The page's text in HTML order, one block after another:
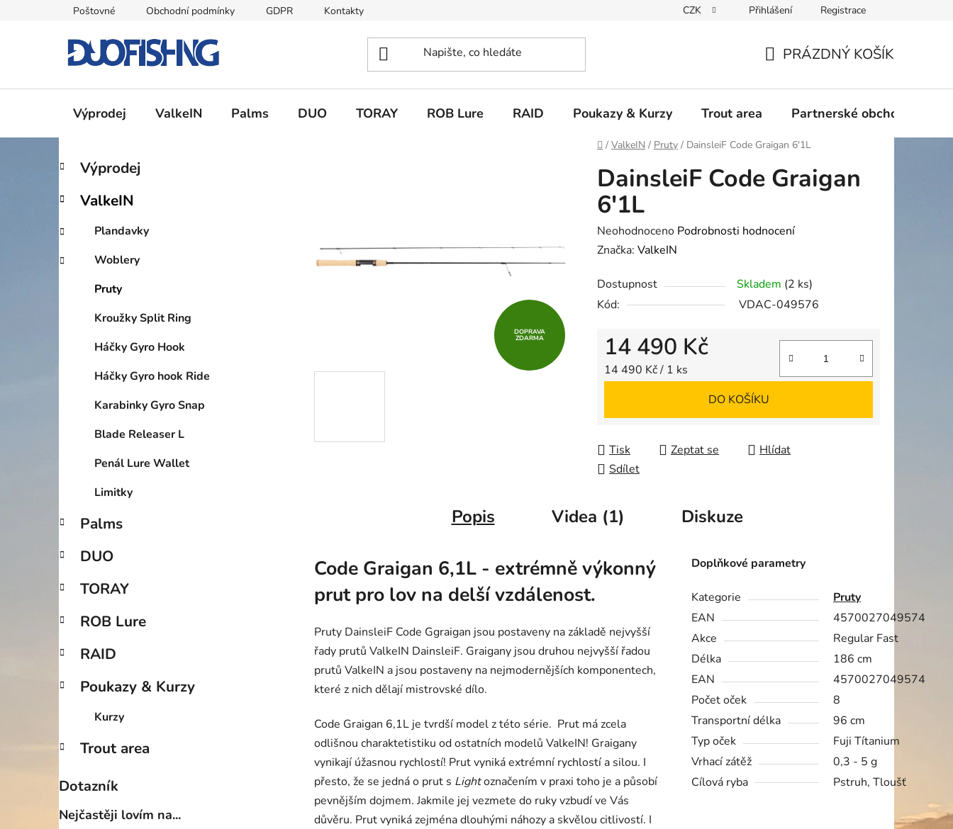
Poštovné Obchodní podmínky GDPR Kontakty CZK Přihlášení Registrace
KOŠÍK
PRÁZDNÝ KOŠÍK
Výprodej ValkeIN Palms DUO TORAY ROB Lure RAID Poukazy & Kurzy Trout area Partnerské obchody
Domů
/ ValkeIN / Pruty / DainsleiF Code Graigan 6'1L
P
s
r
a
n
Přeskočit
kategorie
K
a
e
o
i
Výprodej
ValkeIN
Plandavky
Woblery
Pruty
Kroužky Split Ring
Háčky Gyro Hook
Háčky Gyro hook Ride
Karabinky Gyro Snap
Blade Releaser L
Penál Lure Wallet
Limitky
Palms
DUO
TORAY
ROB Lure
RAID
Poukazy & Kurzy
Kurzy
Trout area
Dotazník
Nejčastěji lovím na...
DainsleiF Code Graigan
6'1L
Průměrné
hodnocení
je
0,0
hvězdiček.
Neohodnoceno Podrobnosti hodnocení
Značka: ValkeIN
Dostupnost Skladem (2 ks)
Kód:
VDAC-049576
14 490 Kč
Měrná cena:
14 490 Kč / 1 ks
DO KOŠÍKU
Tisk Zeptat se
Hlídat
Sdílet
DOPRAVA
ZDARMA
Popis Videa (1) Diskuze
Code Graigan 6,1L - extrémně výkonný
prut pro lov na delší vzdálenost.
Pruty DainsleiF Code Ggraigan jsou postaveny na základě nejvyšší
řady prutů ValkeIN DainsleiF. Graigany jsou druhou nejvyšší řadou
prutů ValkeIN a jsou postaveny na nejmodernějších komponentech,
které z nich dělají mistrovské dílo.
Code Graigan 6,1L je tvrdší model z této série. Prut má zcela
odlišnou charaktetistiku od ostatních modelů ValkeIN! Graigany
vynikají úžasnou rychlostí! Prut vyniká extrémní rychlostí a silou. I
přesto, že se jedná o prut s Lightoznačením v praxi toho je a působí
pevnějším dojmem. Jakmile jej vezmete do ruky vzbudí ve Vás
důvěru. Prut vyniká zejména dlouhými náhozy a skvělou citlivostí. I
Doplňkové parametry
Kategorie
Pruty
EAN
4570027049574
Akce
Regular Fast
Délka
186 cm
EAN
4570027049574
Počet oček
8
Transportní délka
96 cm
Typ oček
Fuji Títanium
Vrhací zátěž
0,3 - 5 g
Cílová ryba
Pstruh, Tloušť